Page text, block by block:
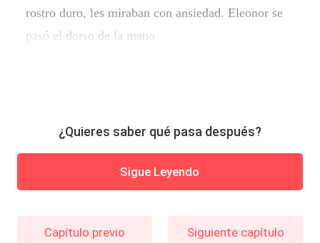
rostro duro, les miraban con ansiedad. Eleonor se
pasó el dorso de la mano
¿Quieres saber qué pasa después?
Sigue Leyendo
Capítulo previo Siguiente capítulo